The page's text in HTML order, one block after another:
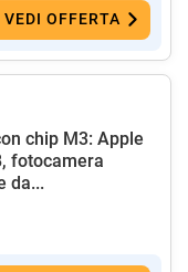
VEDI OFFERTA
chip M3: Apple
fotocamera
da...